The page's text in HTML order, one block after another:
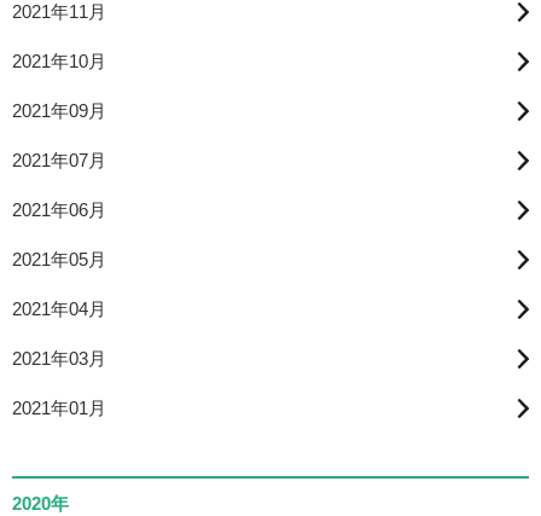
2021年11月
2021年10月
2021年09月
2021年07月
2021年06月
2021年05月
2021年04月
2021年03月
2021年01月
2020年